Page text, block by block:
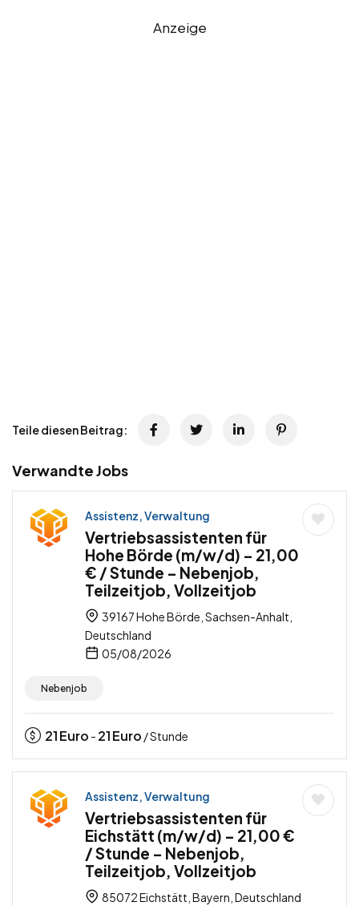
Anzeige
Teile diesen Beitrag:
Verwandte Jobs
Assistenz, Verwaltung
Vertriebsassistenten für
Hohe Börde (m/w/d) – 21,00
€ / Stunde – Nebenjob,
Teilzeitjob, Vollzeitjob
39167 Hohe Börde, Sachsen-Anhalt,
Deutschland
05/08/2026
Nebenjob
21Euro - 21Euro / Stunde
Assistenz, Verwaltung
Vertriebsassistenten für
Eichstätt (m/w/d) – 21,00 €
/ Stunde – Nebenjob,
Teilzeitjob, Vollzeitjob
85072 Eichstätt, Bayern, Deutschland